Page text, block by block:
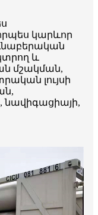
կարևոր
և
մշակման,
լույսի